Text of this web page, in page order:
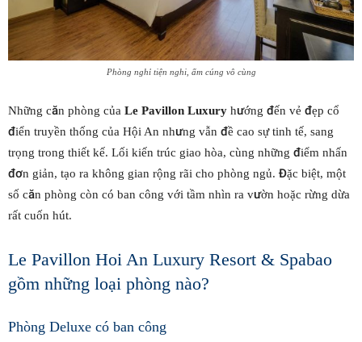
Phòng nghỉ tiện nghi, ấm cúng vô cùng
Những căn phòng của Le Pavillon Luxury hướng đến vẻ đẹp cổ
điển truyền thống của Hội An nhưng vẫn đề cao sự tinh tế, sang
trọng trong thiết kế. Lối kiến trúc giao hòa, cùng những điểm nhấn
đơn giản, tạo ra không gian rộng rãi cho phòng ngủ. Đặc biệt, một
số căn phòng còn có ban công với tầm nhìn ra vườn hoặc rừng dừa
rất cuốn hút.
Le Pavillon Hoi An Luxury Resort & Spabao
gồm những loại phòng nào?
Phòng Deluxe có ban công